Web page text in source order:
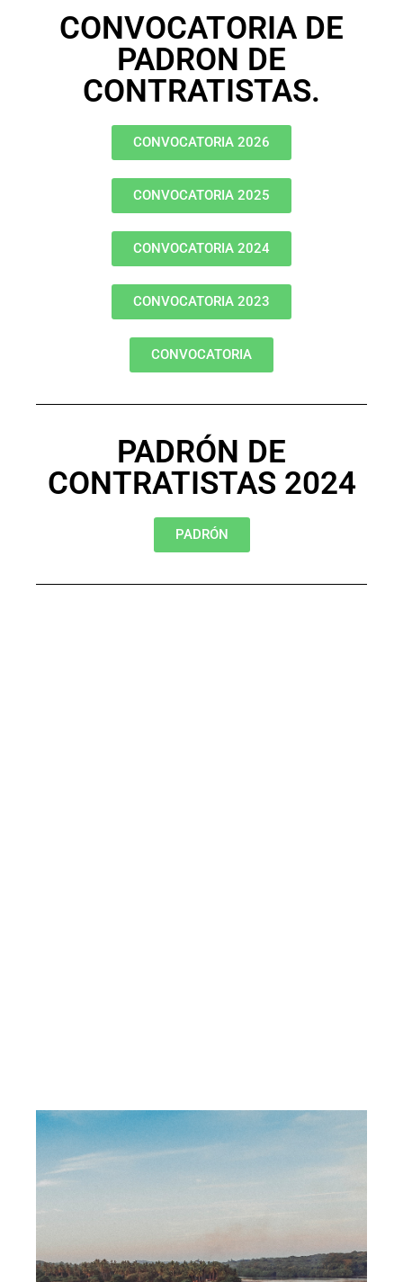
CONVOCATORIA DE
PADRON DE
CONTRATISTAS.
CONVOCATORIA 2026
CONVOCATORIA 2025
CONVOCATORIA 2024
CONVOCATORIA 2023
CONVOCATORIA
PADRÓN DE
CONTRATISTAS 2024
PADRÓN